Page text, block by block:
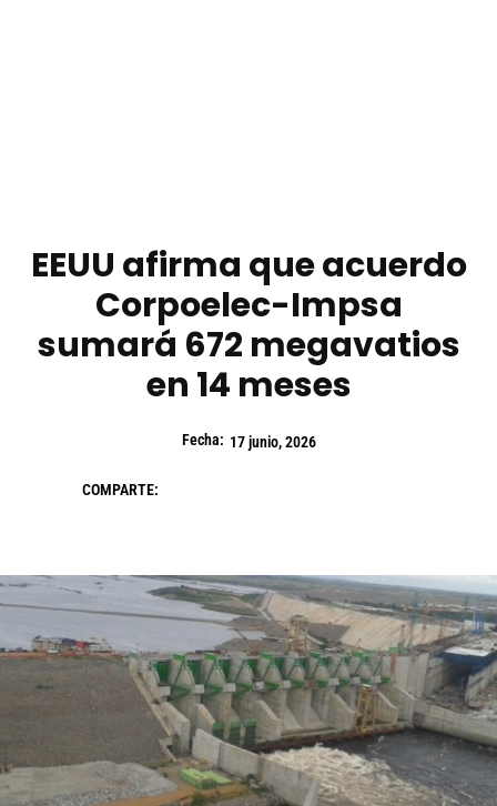
EEUU afirma que acuerdo
Corpoelec-Impsa
sumará 672 megavatios
en 14 meses
Fecha: 17 junio, 2026
COMPARTE: